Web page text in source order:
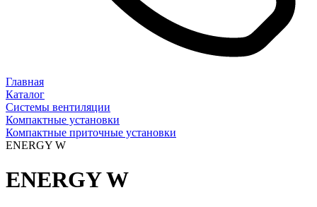
Главная
Каталог
Системы вентиляции
Компактные установки
Компактные приточные установки
ENERGY W
ENERGY W